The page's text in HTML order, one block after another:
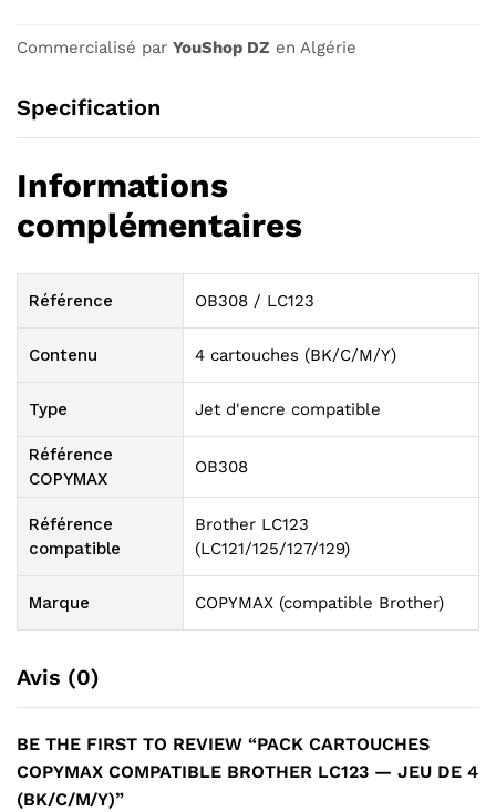
Commercialisé par YouShop DZ en Algérie
Specification
Informations
complémentaires
Référence OB308 / LC123
Contenu 4 cartouches (BK/C/M/Y)
Type Jet d'encre compatible
Référence
COPYMAX
OB308
Référence
compatible
Brother LC123
(LC121/125/127/129)
Marque COPYMAX (compatible Brother)
Avis (0)
BE THE FIRST TO REVIEW “PACK CARTOUCHES
COPYMAX COMPATIBLE BROTHER LC123 — JEU DE 4
(BK/C/M/Y)”